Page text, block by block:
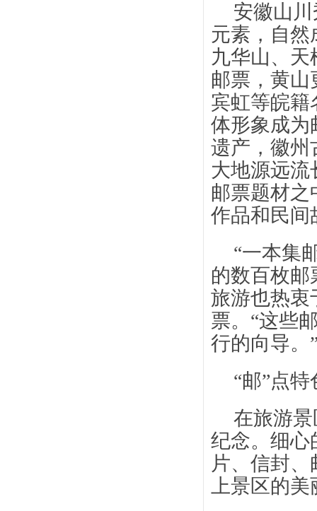
安徽山
元素，自
九华山、
邮票，黄
宾虹等皖籍
体形象成为
遗产，徽州
大地源远
邮票题材
作品和民间
“一本集
的数百枚
旅游也热衷
票。“这些
行的向导。
“邮”点
在旅游
纪念。细心
片、信封
上景区的